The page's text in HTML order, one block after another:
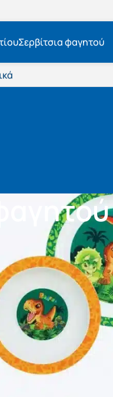
Σερβίτσια φαγητού
παιδιών σας !